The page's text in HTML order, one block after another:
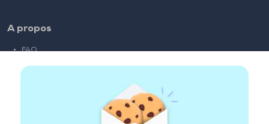
A propos
FAQ
Liens partenaires